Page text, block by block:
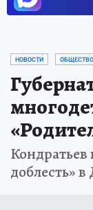
НОВОСТИ ОБЩЕСТВО
Кондратьев
доблесть»